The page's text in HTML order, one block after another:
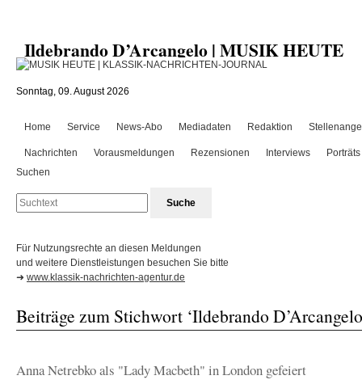
Ildebrando D’Arcangelo | MUSIK HEUTE
Sonntag, 09. August 2026
Home Service News-Abo Mediadaten Redaktion
Nachrichten Vorausmeldungen Rezensionen Interviews
Porträts
Suchen
Für Nutzungsrechte an diesen Meldungen
und weitere Dienstleistungen besuchen Sie bitte
➜ www.klassik-nachrichten-agentur.de
Beiträge zum Stichwort ‘Ildebrando
Anna Netrebko als "Lady Macbeth" in London gefeiert